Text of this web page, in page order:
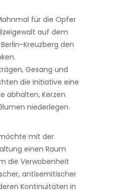
für die Opfer
auf dem
Kreuzberg den
Gesang und
die Initiative eine
abhalten, Kerzen
niederlegen.
mit der
einen Raum
die Verwobenheit
antisemitischer
Kontinuitäten in